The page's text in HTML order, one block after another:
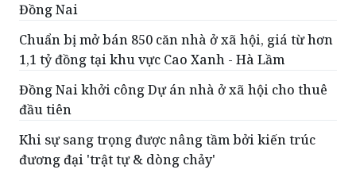
Đồng Nai
Chuẩn bị mở bán 850 căn nhà ở xã hội, giá từ hơn
1,1 tỷ đồng tại khu vực Cao Xanh - Hà Lầm
Đồng Nai khởi công Dự án nhà ở xã hội cho thuê
đầu tiên
Khi sự sang trọng được nâng tầm bởi kiến trúc
đương đại 'trật tự & dòng chảy'